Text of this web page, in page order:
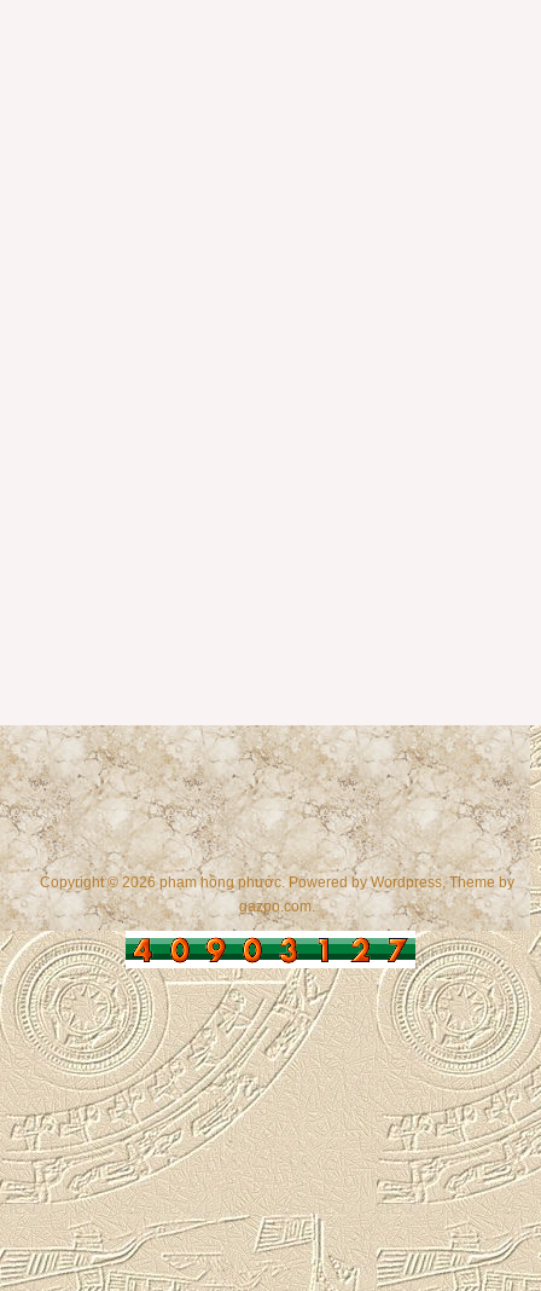
Copyright © 2026 phạm hồng phước. Powered byWordpress , Theme by
gazpo.com.